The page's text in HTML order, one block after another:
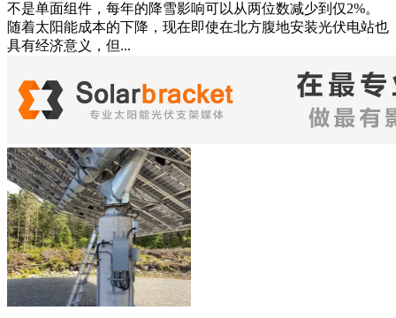
不是单面组件，每年的降雪影响可以从两位数减少到仅2%。
随着太阳能成本的下降，现在即使在北方腹地安装光伏电站也
具有经济意义，但...